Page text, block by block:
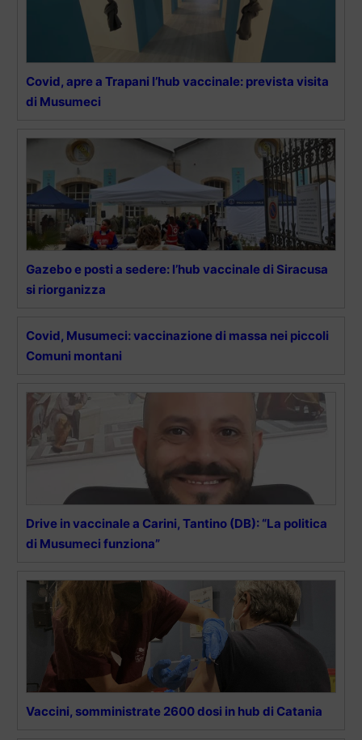
Covid, apre a Trapani l’hub vaccinale: prevista visita
di Musumeci
Gazebo e posti a sedere: l’hub vaccinale di Siracusa
si riorganizza
Covid, Musumeci: vaccinazione di massa nei piccoli
Comuni montani
Drive in vaccinale a Carini, Tantino (DB): “La politica
di Musumeci funziona”
Vaccini, somministrate 2600 dosi in hub di Catania